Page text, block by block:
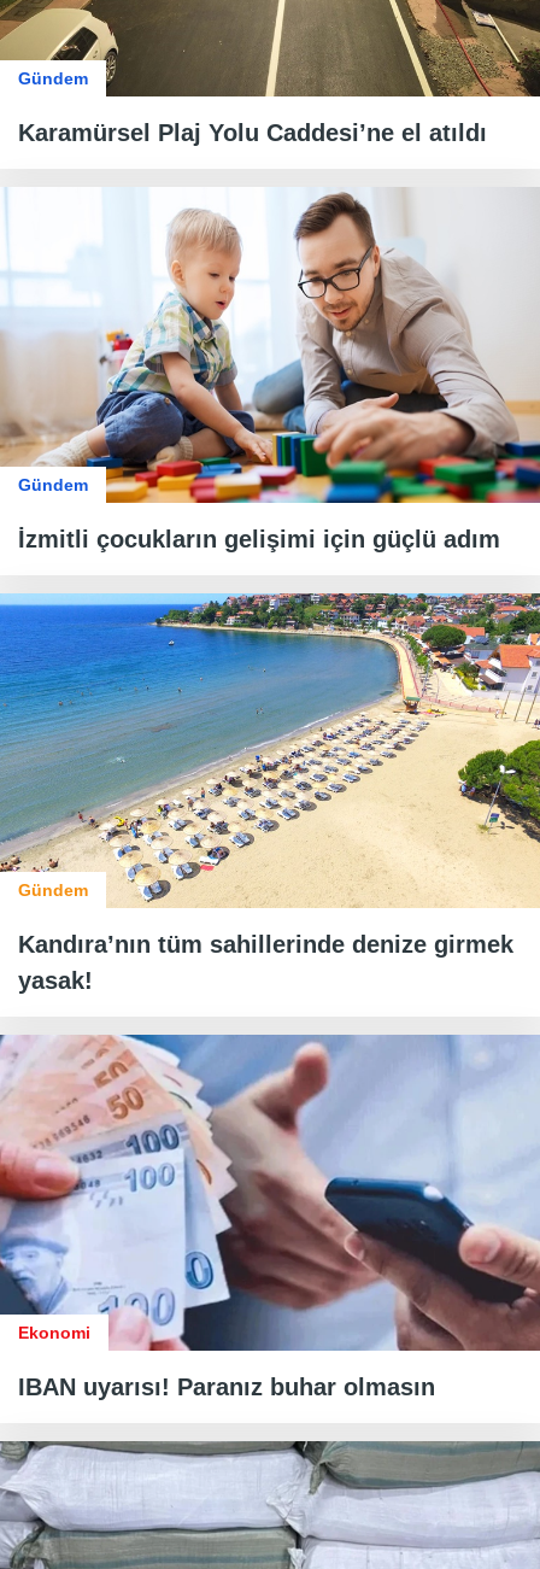
Gündem
Karamürsel Plaj Yolu Caddesi’ne el atıldı
Gündem
İzmitli çocukların gelişimi için güçlü adım
Gündem
Kandıra’nın tüm sahillerinde denize girmek
yasak!
Ekonomi
IBAN uyarısı! Paranız buhar olmasın